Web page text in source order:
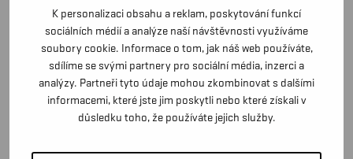
K personalizaci obsahu a reklam, poskytování funkcí
sociálních médií a analýze naší návštěvnosti využíváme
soubory cookie. Informace o tom, jak náš web používáte,
sdílíme se svými partnery pro sociální média, inzerci a
analýzy. Partneři tyto údaje mohou zkombinovat s dalšími
informacemi, které jste jim poskytli nebo které získali v
důsledku toho, že používáte jejich služby.
pracovní úkoly vyžadují nepromokavý odev s neobycejne
vysokou odolností proti opotrebení. Tyto kalhoty s
podlepenými švy jsou odolné proti vetru a vode. dobre
padnou, mají nastavitelný pas s knoflíky, nastavitelné
elastické šle a nastavitelné konce nohavic s knoflíky.
Certifikace podle EN 343, Ochranné odevy proti